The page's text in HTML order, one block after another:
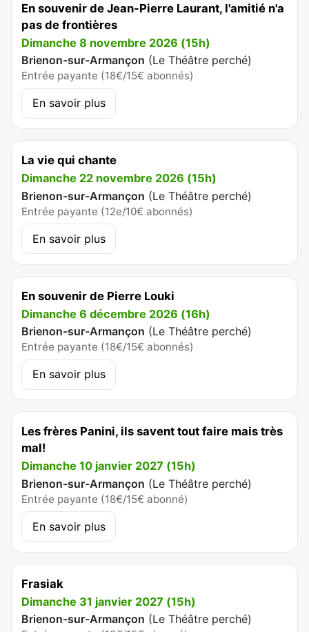
En souvenir de Jean-Pierre Laurant, l'amitié n'a
pas de frontières
Dimanche 8 novembre 2026 (15h)
Brienon-sur-Armançon (Le Théâtre perché)
Entrée payante (18€/15€ abonnés)
En savoir plus
La vie qui chante
Dimanche 22 novembre 2026 (15h)
Brienon-sur-Armançon (Le Théâtre perché)
Entrée payante (12e/10€ abonnés)
En savoir plus
En souvenir de Pierre Louki
Dimanche 6 décembre 2026 (16h)
Brienon-sur-Armançon (Le Théâtre perché)
Entrée payante (18€/15€ abonnés)
En savoir plus
Les frères Panini, ils savent tout faire mais très
mal!
Dimanche 10 janvier 2027 (15h)
Brienon-sur-Armançon (Le Théâtre perché)
Entrée payante (18€/15€ abonné)
En savoir plus
Frasiak
Dimanche 31 janvier 2027 (15h)
Brienon-sur-Armançon (Le Théâtre perché)